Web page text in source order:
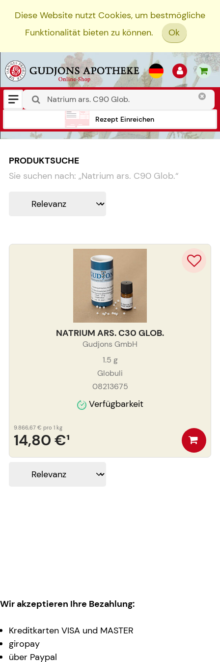
Diese Website nutzt Cookies, um bestmögliche
Funktionalität bieten zu können.
Ok
Rezept Einreichen
PRODUKTSUCHE
Sie suchen nach: „Natrium ars. C90 Glob.“
NATRIUM ARS. C30 GLOB.
Gudjons GmbH
1.5 g
Globuli
08213675
Verfügbarkeit
14,80 €¹
9.866,67 € pro 1 kg
Wir akzeptieren Ihre Bezahlung:
Kreditkarten VISA und MASTER
giropay
über Paypal